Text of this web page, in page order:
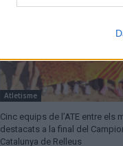
Atletisme
Cinc equips de l’ATE entre els
destacats a la final del
Catalunya de Relleus